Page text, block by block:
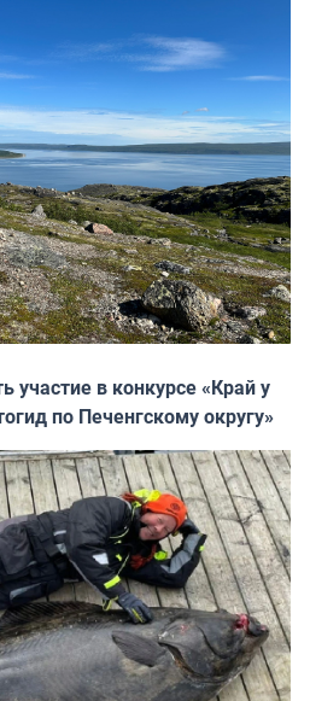
участие в конкурсе «Край у
по Печенгскому округу»